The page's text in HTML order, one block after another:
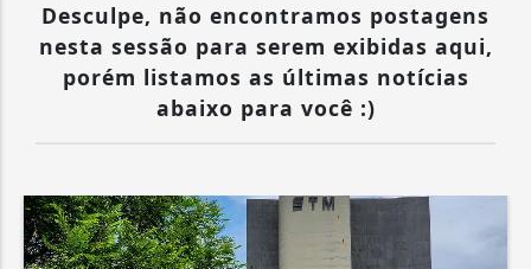
Desculpe, não encontramos postagens
nesta sessão para serem exibidas aqui,
porém listamos as últimas notícias
abaixo para você :)